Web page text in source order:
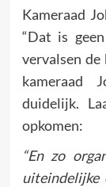
Kameraad
“Dat is
vervalsen de
kameraad
duidelijk.
opkomen:
“En zo
uiteindelijke